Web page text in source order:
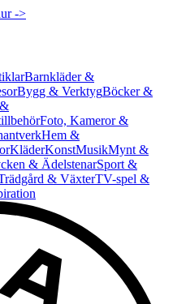
->
Barnkläder &
Bygg & VerktygBöcker &
Foto, Kameror &
Hem &
KläderKonstMusikMynt &
& ÄdelstenarSport &
& VäxterTV-spel &